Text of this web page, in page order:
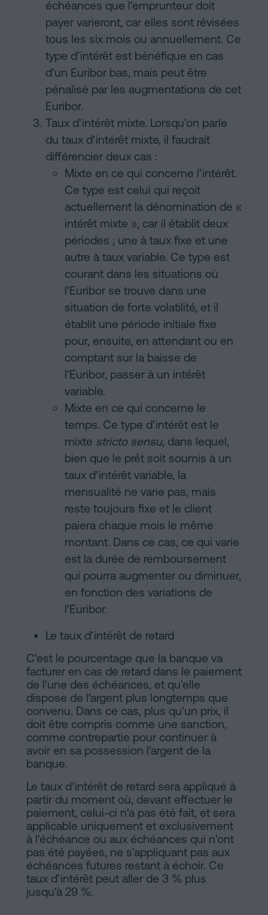
échéances que l'emprunteur doit
payer varieront, car elles sont révisées
tous les six mois ou annuellement. Ce
type d'intérêt est bénéfique en cas
d'un Euribor bas, mais peut être
pénalisé par les augmentations de cet
Euribor.
Taux d'intérêt mixte. Lorsqu'on parle
du taux d'intérêt mixte, il faudrait
différencier deux cas :
Mixte en ce qui concerne l'intérêt.
Ce type est celui qui reçoit
actuellement la dénomination de «
intérêt mixte », car il établit deux
périodes ; une à taux fixe et une
autre à taux variable. Ce type est
courant dans les situations où
l'Euribor se trouve dans une
situation de forte volatilité, et il
établit une période initiale fixe
pour, ensuite, en attendant ou en
comptant sur la baisse de
l'Euribor, passer à un intérêt
variable.
Mixte en ce qui concerne le
temps. Ce type d'intérêt est le
mixte stricto sensu, dans lequel,
bien que le prêt soit soumis à un
taux d'intérêt variable, la
mensualité ne varie pas, mais
reste toujours fixe et le client
paiera chaque mois le même
montant. Dans ce cas, ce qui varie
est la durée de remboursement
qui pourra augmenter ou diminuer,
en fonction des variations de
l'Euribor.
Le taux d'intérêt de retard
C'est le pourcentage que la banque va
facturer en cas de retard dans le paiement
de l'une des échéances, et qu'elle
dispose de l'argent plus longtemps que
convenu. Dans ce cas, plus qu'un prix, il
doit être compris comme une sanction,
comme contrepartie pour continuer à
avoir en sa possession l'argent de la
banque.
Le taux d'intérêt de retard sera appliqué à
partir du moment où, devant effectuer le
paiement, celui-ci n'a pas été fait, et sera
applicable uniquement et exclusivement
à l'échéance ou aux échéances qui n'ont
pas été payées, ne s'appliquant pas aux
échéances futures restant à échoir. Ce
taux d'intérêt peut aller de 3 % plus
jusqu'à 29 %.